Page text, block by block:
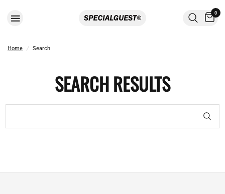
0
Home / Search
SEARCH RESULTS